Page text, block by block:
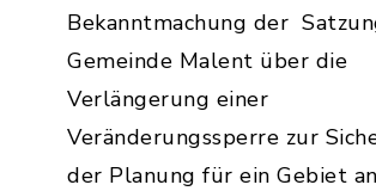
Bekanntmachung der
Gemeinde Malent über die
Verlängerung einer
Veränderungssperre zur
der Planung für ein Gebiet